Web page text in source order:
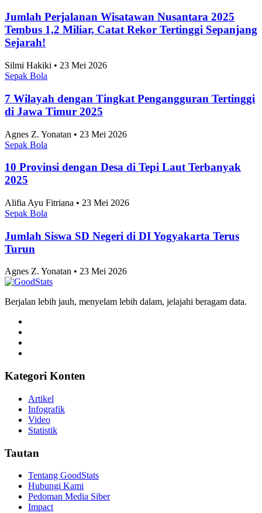
Jumlah Perjalanan Wisatawan Nusantara 2025
Tembus 1,2 Miliar, Catat Rekor Tertinggi Sepanjang
Sejarah!
Silmi Hakiki • 23 Mei 2026
Sepak Bola
7 Wilayah dengan Tingkat Pengangguran Tertinggi
di Jawa Timur 2025
Agnes Z. Yonatan • 23 Mei 2026
Sepak Bola
10 Provinsi dengan Desa di Tepi Laut Terbanyak
2025
Alifia Ayu Fitriana • 23 Mei 2026
Sepak Bola
Jumlah Siswa SD Negeri di DI Yogyakarta Terus
Turun
Agnes Z. Yonatan • 23 Mei 2026
Berjalan lebih jauh, menyelam lebih dalam, jelajahi beragam data.
Kategori Konten
Artikel
Infografik
Video
Statistik
Tautan
Tentang GoodStats
Hubungi Kami
Pedoman Media Siber
Impact